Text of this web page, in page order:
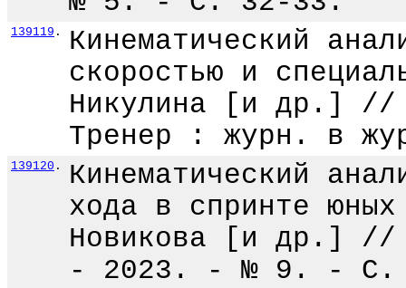
139119 .
Кинематический
скоростью и
Никулина [и др.] //
Тренер : журн. в
139120 .
Кинематический
хода в спринте
Новикова [и др.] //
- 2023. - № 9. - С.